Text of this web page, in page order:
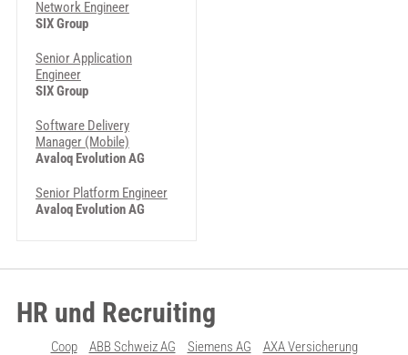
Network Engineer
SIX Group
Senior Application
Engineer
SIX Group
Software Delivery
Manager (Mobile)
Avaloq Evolution AG
Senior Platform Engineer
Avaloq Evolution AG
HR und Recruiting
Coop ABB Schweiz AG Siemens AG AXA Versicherung